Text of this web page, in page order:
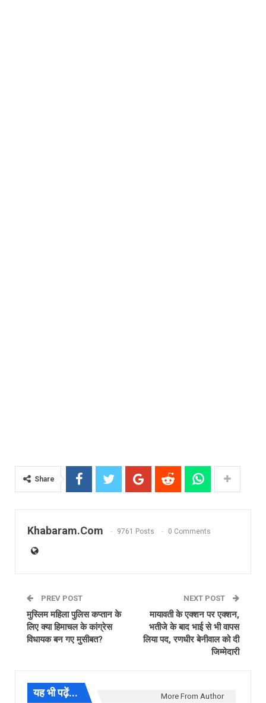
Share
Khabaram.Com 9761 Posts 0 Comments
PREV POST
मुस्लिम महिला पुलिस कप्तान के
लिए क्या हिमाचल के कांग्रेस
विधायक बन गए मुसीबत?
NEXT POST
मायावती के एक्शन पर एक्शन,
भतीजे के बाद भाई से भी वापस
लिया पद, रणधीर बेनीवाल को दी
जिम्मेदारी
यह भी पढ़ें... More From Author